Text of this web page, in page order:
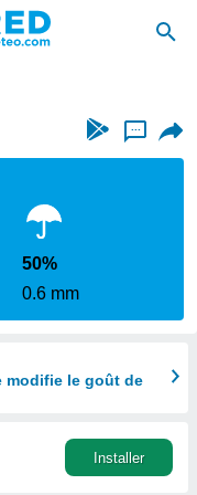
...
50%
0.6 mm
modifie le goût de
Installer